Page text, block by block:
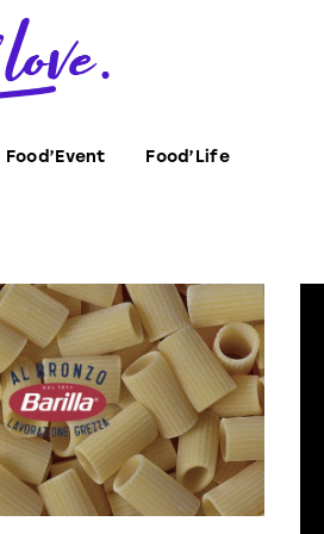
Food’Event Food’Life